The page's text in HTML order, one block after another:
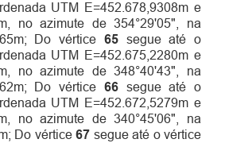
UTM E=452.678,9308m e
no azimute de 354°29'05", na
Do vértice 65 segue até o
UTM E=452.675,2280m e
no azimute de 348°40'43", na
Do vértice 66 segue até o
UTM E=452.672,5279m e
no azimute de 340°45'06", na
Do vértice67 segue até o vértice